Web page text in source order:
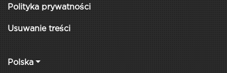
Polityka prywatności
Usuwanie treści
Polska